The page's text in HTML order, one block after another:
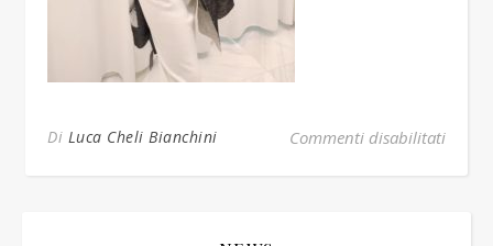
Di Luca Cheli Bianchini Commenti disabilitatisu